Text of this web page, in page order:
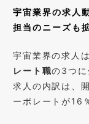
宇宙業界の求人
担当のニーズも
宇宙業界の求人
レート職の3つに
求人の内訳は、
ーポレートが16